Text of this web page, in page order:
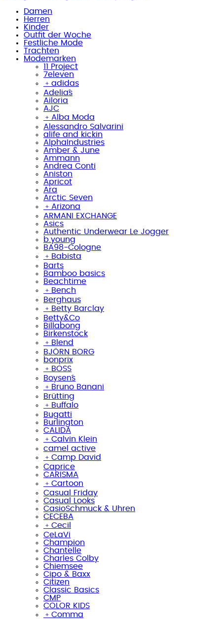
Damen
Herren
Kinder
Outfit der Woche
Festliche Mode
Trachten
Modemarken
11 Project
7eleven
﹢ adidas
Adelia´s
Ailoria
AJC
﹢ Alba Moda
Alessandro Salvarini
alife and kickin
AlphaIndustries
Amber & June
Ammann
Andrea Conti
Aniston
Apricot
Ara
Arctic Seven
﹢ Arizona
ARMANI EXCHANGE
Asics
Authentic Underwear Le Jogger
b.young
BA98-Cologne
﹢ Babista
Barts
Bamboo basics
Beachtime
﹢ Bench
Berghaus
﹢ Betty Barclay
Betty&Co
Billabong
Birkenstock
﹢ Blend
BJÖRN BORG
bonprix
﹢ BOSS
Boysen´s
﹢ Bruno Banani
Brütting
﹢ Buffalo
Bugatti
Burlington
CALIDA
﹢ Calvin Klein
camel active
﹢ Camp David
Caprice
CARISMA
﹢ Cartoon
Casual Friday
Casual Looks
CasioSchmuck & Uhren
CECEBA
﹢ Cecil
CeLaVi
Champion
Chantelle
Charles Colby
Chiemsee
Cipo & Baxx
Citizen
Classic Basics
CMP
COLOR KIDS
﹢ Comma